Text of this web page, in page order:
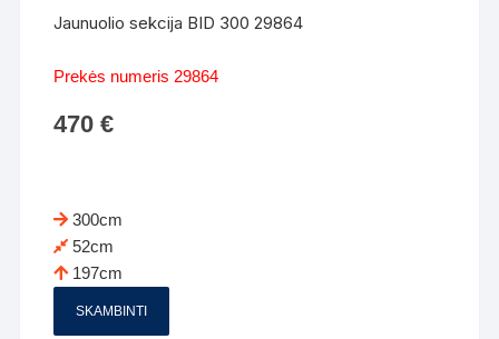
Jaunuolio sekcija BID 300 29864
Prekės numeris 29864
470€
300cm
52cm
197cm
SKAMBINTI